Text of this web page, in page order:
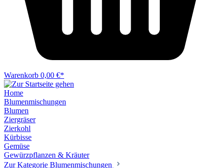
Warenkorb 0,00 €*
Home
Blumenmischungen
Blumen
Ziergräser
Zierkohl
Kürbisse
Gemüse
Gewürzpflanzen & Kräuter
Zur Kategorie Blumenmischungen